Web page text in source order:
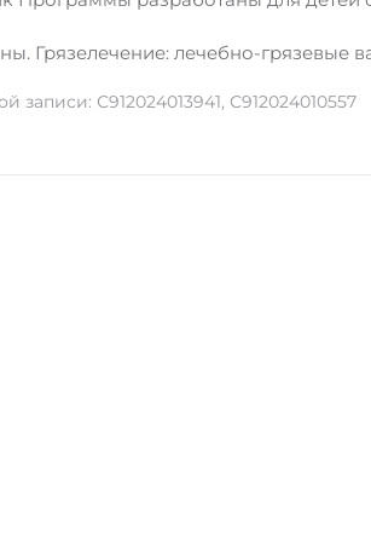
Грязелечение: лечебно-грязевые
записи: С912024013941, С912024010557